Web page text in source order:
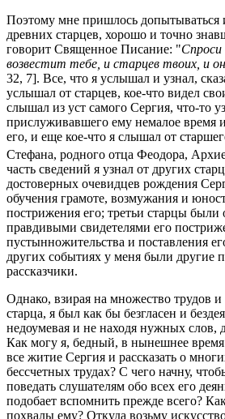
Поэтому мне пришлось допытываться
древних старцев, хорошо и точно
говорит Священное Писание: "Спроси
возвестит тебе, и старцев твоих, и
32, 7]. Все, что я услышал и узнал,
услышал от старцев, кое-что видел
слышал из уст самого Сергия, что-то
прислуживавшего ему немалое время
его, и еще кое-что я слышал от
Стефана, родного отца Феодора,
часть сведений я узнал от других
достоверных очевидцев рождения
обучения грамоте, возмужания и
пострижения его; третьи старцы были
правдивыми свидетелями его
пустынножительства и поставления
других событиях у меня были другие
рассказчики.
Однако, взирая на множество трудов
старца, я был как бы безгласен и
недоумевая и не находя нужных слов,
Как могу я, бедный, в нынешнее время
все житие Сергия и рассказать о
бессчетных трудах? С чего начну,
поведать слушателям обо всех его
подобает вспомнить прежде всего?
похвалы ему? Откуда возьму